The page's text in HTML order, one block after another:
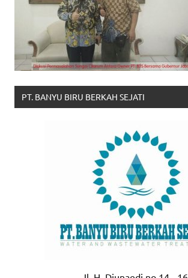
PT. BANYU BIRU BERKAH SEJATI